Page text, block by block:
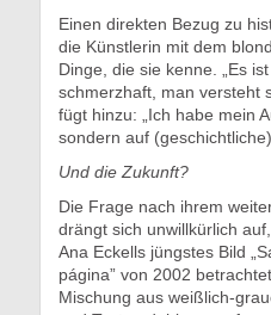
Einen direkten Bezug zu
die Künstlerin mit dem
Dinge, die sie kenne. „Es
schmerzhaft, man versteht
fügt hinzu: „Ich habe mein
sondern auf
Und die Zukunft?
Die Frage nach ihrem
drängt sich unwillkürlich
Ana Eckells jüngstes Bild
página” von 2002
Mischung aus weißlich-